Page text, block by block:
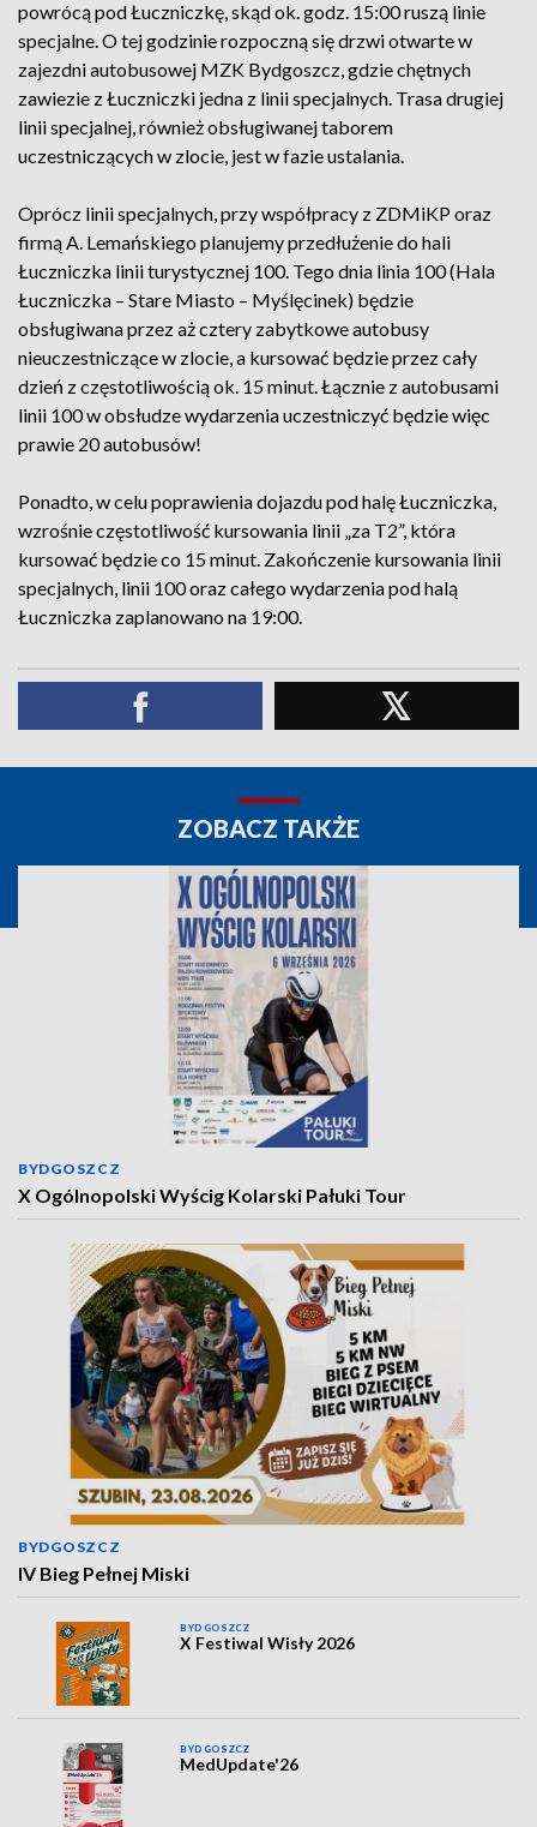
powrócą pod Łuczniczkę, skąd ok. godz. 15:00 ruszą linie
specjalne. O tej godzinie rozpoczną się drzwi otwarte w
zajezdni autobusowej MZK Bydgoszcz, gdzie chętnych
zawiezie z Łuczniczki jedna z linii specjalnych. Trasa drugiej
linii specjalnej, również obsługiwanej taborem
uczestniczących w zlocie, jest w fazie ustalania.
Oprócz linii specjalnych, przy współpracy z ZDMiKP oraz
firmą A. Lemańskiego planujemy przedłużenie do hali
Łuczniczka linii turystycznej 100. Tego dnia linia 100 (Hala
Łuczniczka – Stare Miasto – Myślęcinek) będzie
obsługiwana przez aż cztery zabytkowe autobusy
nieuczestniczące w zlocie, a kursować będzie przez cały
dzień z częstotliwością ok. 15 minut. Łącznie z autobusami
linii 100 w obsłudze wydarzenia uczestniczyć będzie więc
prawie 20 autobusów!
Ponadto, w celu poprawienia dojazdu pod halę Łuczniczka,
wzrośnie częstotliwość kursowania linii „za T2”, która
kursować będzie co 15 minut. Zakończenie kursowania linii
specjalnych, linii 100 oraz całego wydarzenia pod halą
Łuczniczka zaplanowano na 19:00.
ZOBACZ TAKŻE
BYDGOSZCZ
X Ogólnopolski Wyścig Kolarski Pałuki Tour
BYDGOSZCZ
IV Bieg Pełnej Miski
BYDGOSZCZ
X Festiwal Wisły 2026
BYDGOSZCZ
MedUpdate'26